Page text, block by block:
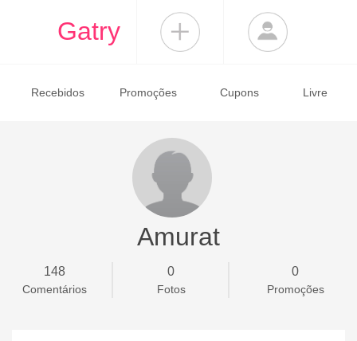
Gatry
Recebidos Promoções Cupons Livre
Amurat
148
Comentários
0
Fotos
0
Promoções